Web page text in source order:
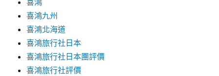
喜鴻
喜鴻九州
喜鴻北海道
喜鴻旅行社日本
喜鴻旅行社日本團評價
喜鴻旅行社評價